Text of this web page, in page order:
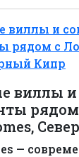
виллы
—